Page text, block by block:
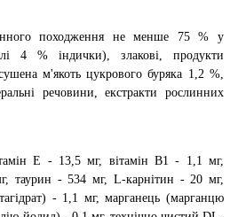
походження не менше 75 % у
4 % індички), злакові, продукти
м'якоть цукрового буряка 1,2 %,
речовини, екстракти рослинних
Е - 13,5 мг, вітамін В1 - 1,1 мг,
таурин - 534 мг, L-карнітин - 20 мг,
- 1,1 мг, марганець (марганцю